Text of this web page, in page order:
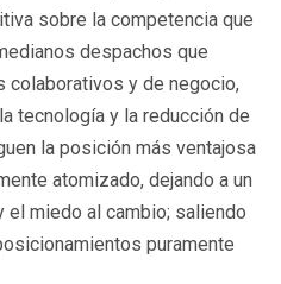
sobre la competencia que
despachos que
colaborativos y de negocio,
tecnología y la reducción de
la posición más ventajosa
atomizado, dejando a un
miedo al cambio; saliendo
puramente